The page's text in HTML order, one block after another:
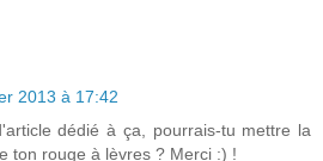
2013 à 17:42
dédié à ça, pourrais-tu mettre la
ton rouge à lèvres ? Merci :) !